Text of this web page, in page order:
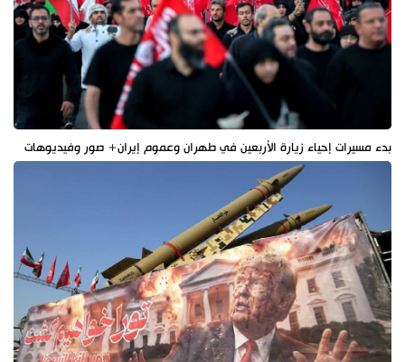
بدء مسيرات إحياء زيارة الأربعين في طهران وعموم إيران+ صور وفيديوهات